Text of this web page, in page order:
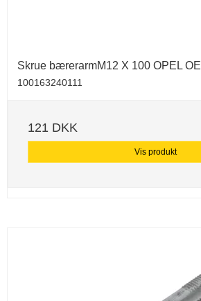
Skrue bærerarmM12 X 100 OPEL OE
100163240111
121 DKK
Vis produkt